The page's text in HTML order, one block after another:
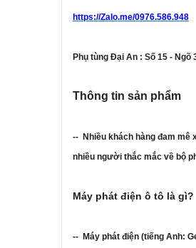
https://Zalo.me/0976.586.948
Phụ tùng Đại An : Số 15 - Ngõ
Thông tin sản phẩm
-- Nhiều khách hàng đam mê
nhiều người thắc mắc về bộ
Máy phát điện ô tô là gì?
-- Máy phát điện (tiếng Anh: